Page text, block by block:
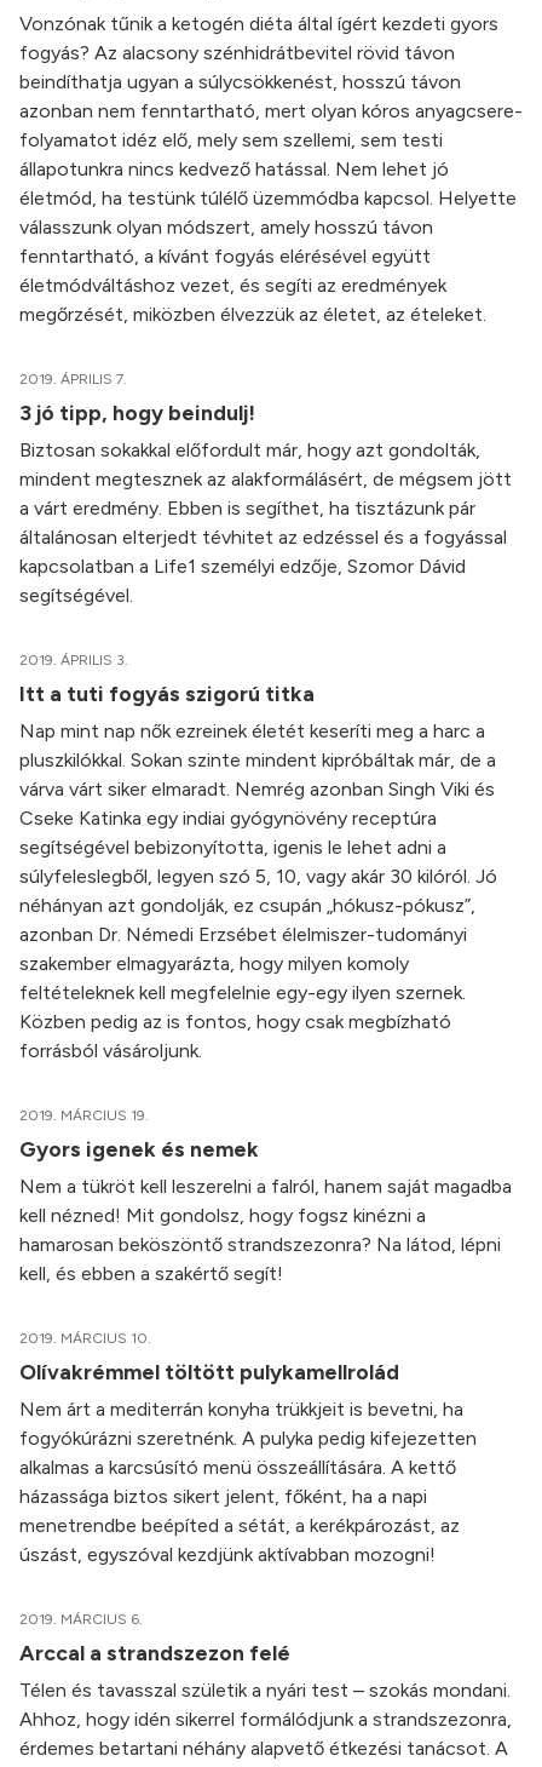
Vonzónak tűnik a ketogén diéta által ígért kezdeti gyors
fogyás? Az alacsony szénhidrátbevitel rövid távon
beindíthatja ugyan a súlycsökkenést, hosszú távon
azonban nem fenntartható, mert olyan kóros anyagcsere-
folyamatot idéz elő, mely sem szellemi, sem testi
állapotunkra nincs kedvező hatással. Nem lehet jó
életmód, ha testünk túlélő üzemmódba kapcsol. Helyette
válasszunk olyan módszert, amely hosszú távon
fenntartható, a kívánt fogyás elérésével együtt
életmódváltáshoz vezet, és segíti az eredmények
megőrzését, miközben élvezzük az életet, az ételeket.
2019. ÁPRILIS 7.
3 jó tipp, hogy beindulj!
Biztosan sokakkal előfordult már, hogy azt gondolták,
mindent megtesznek az alakformálásért, de mégsem jött
a várt eredmény. Ebben is segíthet, ha tisztázunk pár
általánosan elterjedt tévhitet az edzéssel és a fogyással
kapcsolatban a Life1 személyi edzője, Szomor Dávid
segítségével.
2019. ÁPRILIS 3.
Itt a tuti fogyás szigorú titka
Nap mint nap nők ezreinek életét keseríti meg a harc a
pluszkilókkal. Sokan szinte mindent kipróbáltak már, de a
várva várt siker elmaradt. Nemrég azonban Singh Viki és
Cseke Katinka egy indiai gyógynövény receptúra
segítségével bebizonyította, igenis le lehet adni a
súlyfeleslegből, legyen szó 5, 10, vagy akár 30 kilóról. Jó
néhányan azt gondolják, ez csupán „hókusz-pókusz”,
azonban Dr. Némedi Erzsébet élelmiszer-tudományi
szakember elmagyarázta, hogy milyen komoly
feltételeknek kell megfelelnie egy-egy ilyen szernek.
Közben pedig az is fontos, hogy csak megbízható
forrásból vásároljunk.
2019. MÁRCIUS 19.
Gyors igenek és nemek
Nem a tükröt kell leszerelni a falról, hanem saját magadba
kell nézned! Mit gondolsz, hogy fogsz kinézni a
hamarosan beköszöntő strandszezonra? Na látod, lépni
kell, és ebben a szakértő segít!
2019. MÁRCIUS 10.
Olívakrémmel töltött pulykamellrolád
Nem árt a mediterrán konyha trükkjeit is bevetni, ha
fogyókúrázni szeretnénk. A pulyka pedig kifejezetten
alkalmas a karcsúsító menü összeállítására. A kettő
házassága biztos sikert jelent, főként, ha a napi
menetrendbe beépíted a sétát, a kerékpározást, az
úszást, egyszóval kezdjünk aktívabban mozogni!
2019. MÁRCIUS 6.
Arccal a strandszezon felé
Télen és tavasszal születik a nyári test – szokás mondani.
Ahhoz, hogy idén sikerrel formálódjunk a strandszezonra,
érdemes betartani néhány alapvető étkezési tanácsot. A